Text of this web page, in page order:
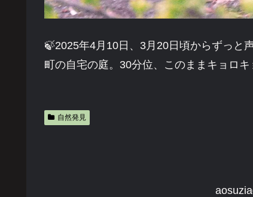
🍃2025年4月10日、3月20日頃からずっと
町の自宅の庭。30分位、このままキョロ
自然発見